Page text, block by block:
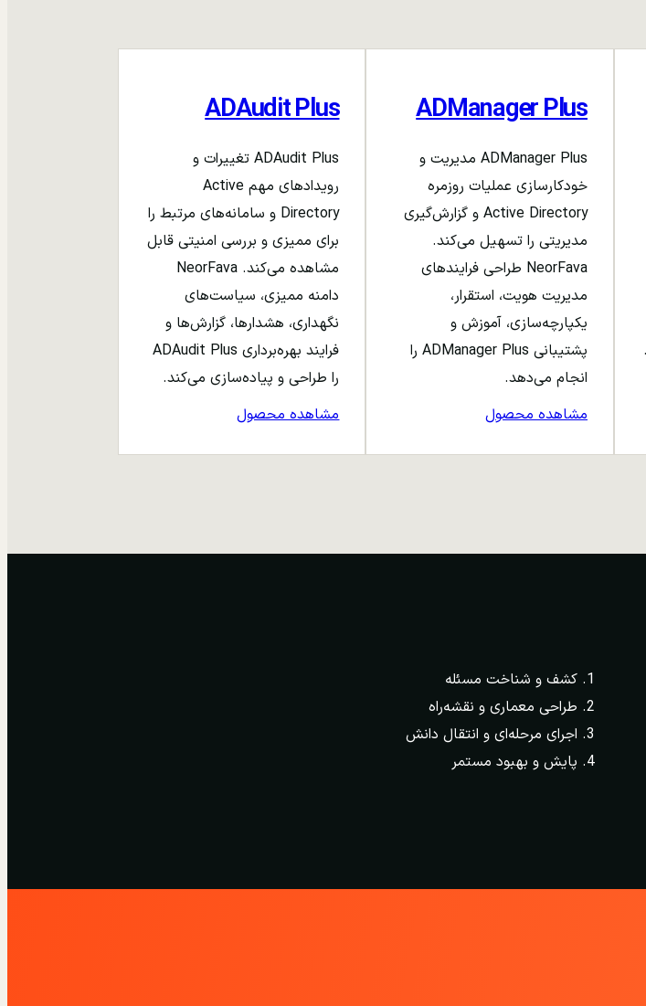
ADManager Plus
ADManager Plus مدیریت و
خودکارسازی عملیات روزمره
Active Directory و گزارش‌گیری
مدیریتی را تسهیل می‌کند.
NeorFava طراحی فرایندهای
مدیریت هویت، استقرار،
یکپارچه‌سازی، آموزش و
پشتیبانی ADManager Plus را
انجام می‌دهد.
مشاهده محصول
ADAudit Plus
ADAudit Plus تغییرات و
رویدادهای مهم Active
Directory و سامانه‌های مرتبط را
برای ممیزی و بررسی امنیتی قابل
مشاهده می‌کند. NeorFava
دامنه ممیزی، سیاست‌های
نگهداری، هشدارها، گزارش‌ها و
فرایند بهره‌برداری ADAudit Plus
را طراحی و پیاده‌سازی می‌کند.
مشاهده محصول
کشف و شناخت مسئله
طراحی معماری و نقشه‌راه
اجرای مرحله‌ای و انتقال دانش
پایش و بهبود مستمر